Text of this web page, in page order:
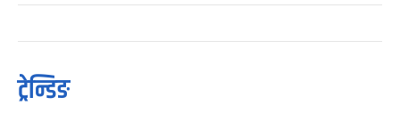
ट्रेन्डिङ